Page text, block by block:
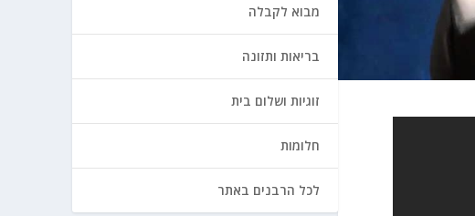
מבוא לקבלה
בריאות ותזונה
זוגיות ושלום בית
חלומות
לכל הרבנים באתר